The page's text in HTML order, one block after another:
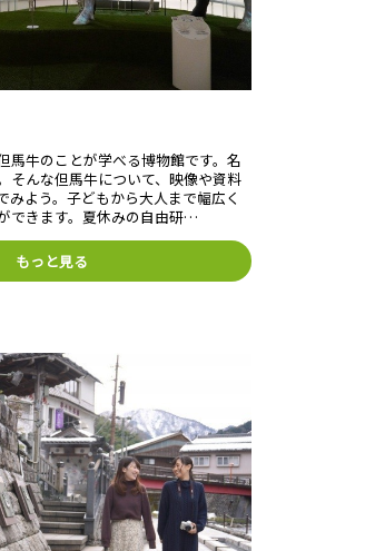
馬牛のことが学べる博物館です。名
そんな但馬牛について、映像や資料
みよう。子どもから大人まで幅広く
できます。夏休みの自由研…
もっと見る